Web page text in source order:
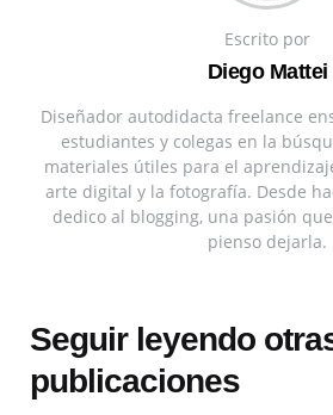
Escrito por
Diego Mattei
Diseñador autodidacta freelance
estudiantes y colegas en la
materiales útiles para el
arte digital y la fotografía. Desde
dedico al blogging, una pasión
pienso dejarla.
Seguir leyendo
publicaciones